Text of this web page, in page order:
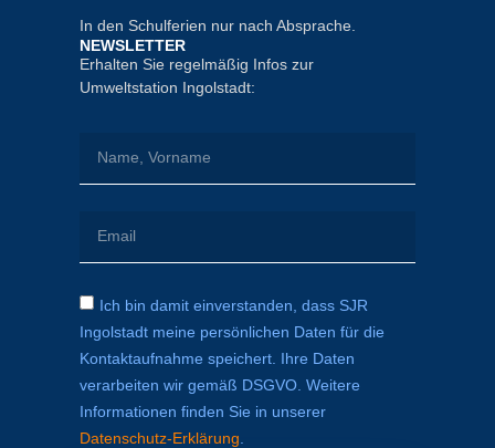
In den Schulferien nur nach Absprache.
NEWSLETTER
Erhalten Sie regelmäßig Infos zur
Umweltstation Ingolstadt:
Ich bin damit einverstanden, dass SJR
Ingolstadt meine persönlichen Daten für die
Kontaktaufnahme speichert. Ihre Daten
verarbeiten wir gemäß DSGVO. Weitere
Informationen finden Sie in unserer
Datenschutz-Erklärung